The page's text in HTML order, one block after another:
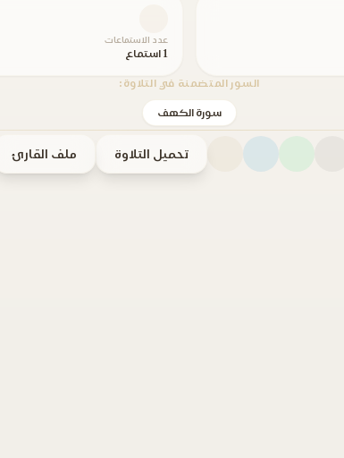
عدد الاستماعات
1 استماع
السور المتضمنة في التلاوة:
سورة الكهف
تحميل التلاوة ملف القارئ